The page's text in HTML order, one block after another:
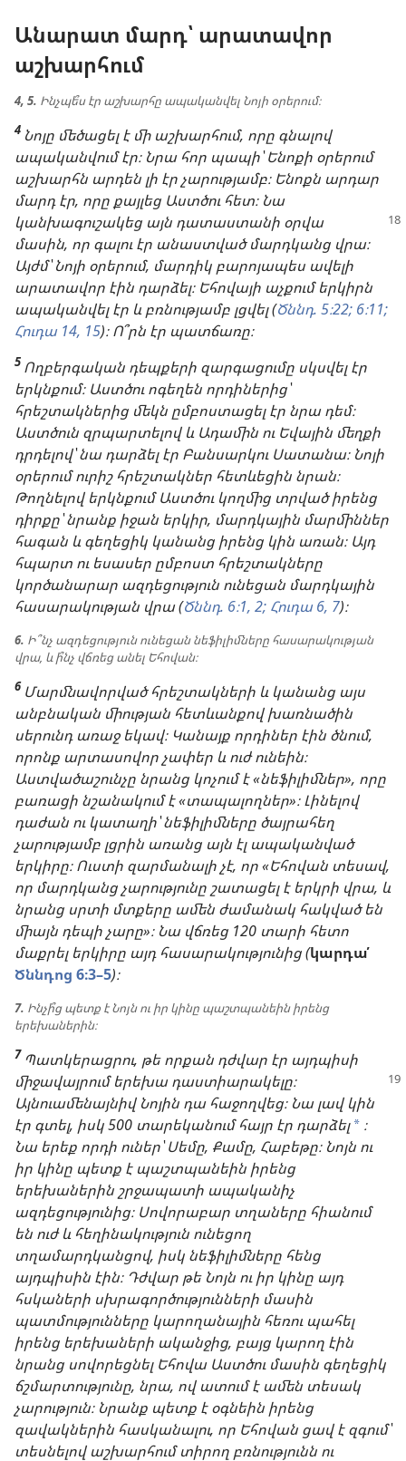
Անարատ մարդ՝ արատավոր
աշխարհում
4, 5. Ինչպե՞ս էր աշխարհը ապականվել Նոյի օրերում։
4 Նոյը մեծացել է մի աշխարհում, որը գնալով
ապականվում էր։ Նրա հոր պապի՝ Ենոքի օրերում
աշխարհն արդեն լի էր չարությամբ։ Ենոքն արդար
մարդ էր, որը քայլեց Աստծու հետ։ Նա
կանխագուշակեց այն դատաստանի օրվա
մասին, որ գալու էր անաստված մարդկանց վրա։
Այժմ՝ Նոյի օրերում, մարդիկ բարոյապես ավելի
արատավոր էին դարձել։ Եհովայի աչքում երկիրն
ապականվել էր և բռնությամբ լցվել (Ծննդ. 5։22; 6։11;
Հուդա 14, 15)։ Ո՞րն էր պատճառը։
5 Ողբերգական դեպքերի զարգացումը սկսվել էր
երկնքում։ Աստծու ոգեղեն որդիներից՝
հրեշտակներից մեկն ըմբոստացել էր նրա դեմ։
Աստծուն զրպարտելով և Ադամին ու Եվային մեղքի
դրդելով՝ նա դարձել էր Բանսարկու Սատանա։ Նոյի
օրերում ուրիշ հրեշտակներ հետևեցին նրան։
Թողնելով երկնքում Աստծու կողմից տրված իրենց
դիրքը՝ նրանք իջան երկիր, մարդկային մարմիններ
հագան և գեղեցիկ կանանց իրենց կին առան։ Այդ
հպարտ ու եսասեր ըմբոստ հրեշտակները
կործանարար ազդեցություն ունեցան մարդկային
հասարակության վրա (Ծննդ. 6։1, 2; Հուդա 6, 7)։
6. Ի՞նչ ազդեցություն ունեցան նեֆիլիմները հասարակության
վրա, և ի՞նչ վճռեց անել Եհովան։
6 Մարմնավորված հրեշտակների և կանանց այս
անբնական միության հետևանքով խառնածին
սերունդ առաջ եկավ։ Կանայք որդիներ էին ծնում,
որոնք արտասովոր չափեր և ուժ ունեին։
Աստվածաշունչը նրանց կոչում է «նեֆիլիմներ», որը
բառացի նշանակում է «տապալողներ»։ Լինելով
դաժան ու կատաղի՝ նեֆիլիմները ծայրահեղ
չարությամբ լցրին առանց այն էլ ապականված
երկիրը։ Ուստի զարմանալի չէ, որ «Եհովան տեսավ,
որ մարդկանց չարությունը շատացել է երկրի վրա, և
նրանց սրտի մտքերը ամեն ժամանակ հակված են
միայն դեպի չարը»։ Նա վճռեց 120 տարի հետո
մաքրել երկիրը այդ հասարակությունից (կարդա՛
Ծննդոց 6։3–5)։
7. Ինչի՞ց պետք է Նոյն ու իր կինը պաշտպանեին իրենց
երեխաներին։
7 Պատկերացրու, թե որքան դժվար էր այդպիսի
միջավայրում երեխա դաստիարակելը։
Այնուամենայնիվ Նոյին դա հաջողվեց։ Նա լավ կին
էր գտել, իսկ 500 տարեկանում հայր էր դարձել a ։
Նա երեք որդի ուներ՝ Սեմը, Քամը, Հաբեթը։ Նոյն ու
իր կինը պետք է պաշտպանեին իրենց
երեխաներին շրջապատի ապականիչ
ազդեցությունից։ Սովորաբար տղաները հիանում
են ուժ և հեղինակություն ունեցող
տղամարդկանցով, իսկ նեֆիլիմները հենց
այդպիսին էին։ Դժվար թե Նոյն ու իր կինը այդ
հսկաների սխրագործությունների մասին
պատմությունները կարողանային հեռու պահել
իրենց երեխաների ականջից, բայց կարող էին
նրանց սովորեցնել Եհովա Աստծու մասին գեղեցիկ
ճշմարտությունը, նրա, ով ատում է ամեն տեսակ
չարություն։ Նրանք պետք է օգնեին իրենց
զավակներին հասկանալու, որ Եհովան ցավ է զգում՝
տեսնելով աշխարհում տիրող բռնությունն ու